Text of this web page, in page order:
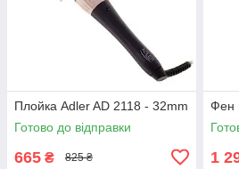
Плойка Adler AD 2118 - 32mm
Готово до відправки
665 ₴ 825 ₴
Фен
1